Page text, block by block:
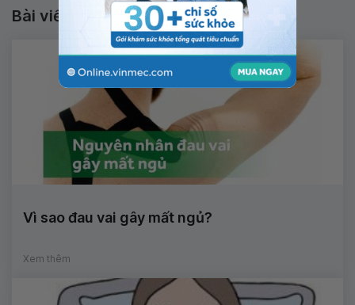
Bài viết liên quan
Vì sao đau vai gây mất ngủ?
Xem thêm